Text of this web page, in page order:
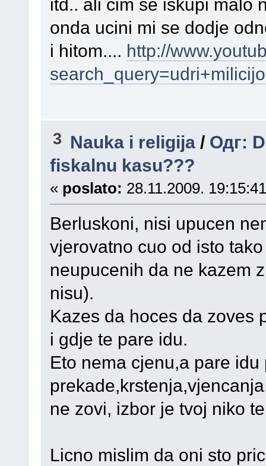
onda ucini mi se dodje
i hitom.... http://
3 Nauka i religija / Одг:
fiskalnu kasu???
« poslato: 28.11.2009.
Berluskoni, nisi upucen
vjerovatno cuo od isto
neupucenih da ne kazem
nisu).
Kazes da hoces da zoves
i gdje te pare idu.
Eto nema cjenu,a pare idu
ne zovi, izbor je tvoj niko
Licno mislim da oni sto